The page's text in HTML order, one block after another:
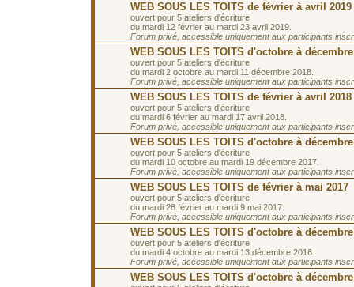
WEB SOUS LES TOITS de février à avril 2019
ouvert pour 5 ateliers d'écriture
du mardi 12 février au mardi 23 avril 2019.
Forum privé, accessible uniquement aux participants
WEB SOUS LES TOITS d'octobre à décembre
ouvert pour 5 ateliers d'écriture
du mardi 2 octobre au mardi 11 décembre 2018.
Forum privé, accessible uniquement aux participants
WEB SOUS LES TOITS de février à avril 2018
ouvert pour 5 ateliers d'écriture
du mardi 6 février au mardi 17 avril 2018.
Forum privé, accessible uniquement aux participants
WEB SOUS LES TOITS d'octobre à décembre
ouvert pour 5 ateliers d'écriture
du mardi 10 octobre au mardi 19 décembre 2017.
Forum privé, accessible uniquement aux participants
WEB SOUS LES TOITS de février à mai 2017
ouvert pour 5 ateliers d'écriture
du mardi 28 février au mardi 9 mai 2017.
Forum privé, accessible uniquement aux participants
WEB SOUS LES TOITS d'octobre à décembre
ouvert pour 5 ateliers d'écriture
du mardi 4 octobre au mardi 13 décembre 2016.
Forum privé, accessible uniquement aux participants
WEB SOUS LES TOITS d'octobre à décembre